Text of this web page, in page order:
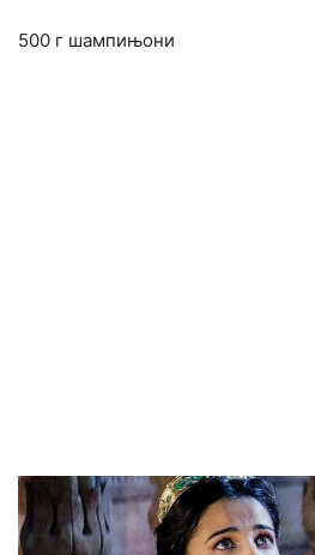
500 г шампињони